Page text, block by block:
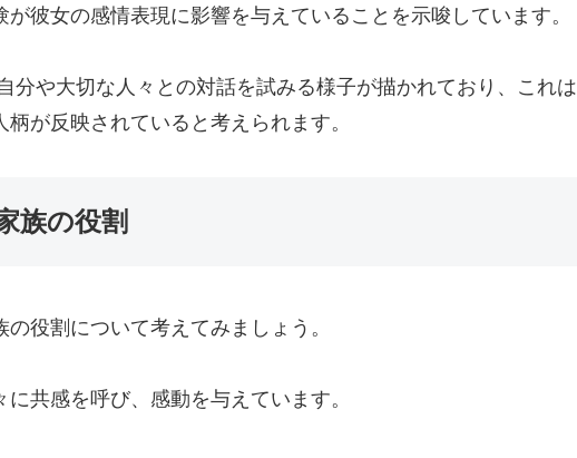
彼女の感情表現に影響を与えていることを示唆しています。
分や大切な人々との対話を試みる様子が描かれており、これは
が反映されていると考えられます。
族の役割
役割について考えてみましょう。
共感を呼び、感動を与えています。